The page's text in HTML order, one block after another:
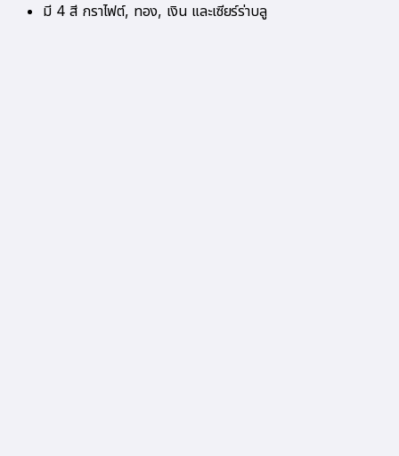
มี 4 สี กราไฟต์, ทอง, เงิน และเซียร์ร่าบลู